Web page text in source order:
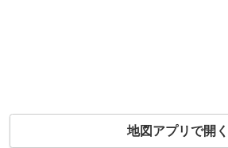
地図アプリで開く